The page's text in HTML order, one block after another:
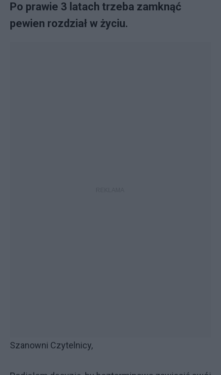
Po prawie 3 latach trzeba zamknąć
pewien rozdział w życiu.
Szanowni Czytelnicy,